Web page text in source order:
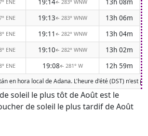
ENE ↑ 283° WNW
ENE 19:13↑ 283° WNW 13h 06m
ENE 19:11 ↑ 282° WNW 13h 04m
ENE 19:10↑ 282° WNW 13h 02m
ENE 19:08↑ 281° W 12h 59m
en hora local de Adana. L'heure d'été (DST) n'est
soleil le plus tôt de Août est le
de soleil le plus tardif de Août